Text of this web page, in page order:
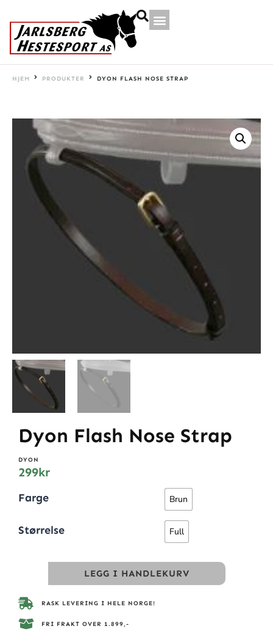
HJEM PRODUKTER DYON FLASH NOSE STRAP
Dyon Flash Nose Strap
DYON
299kr
Farge Brun
Størrelse Full
LEGG I HANDLEKURV
RASK LEVERING I HELE NORGE!
FRI FRAKT OVER 1.899,-